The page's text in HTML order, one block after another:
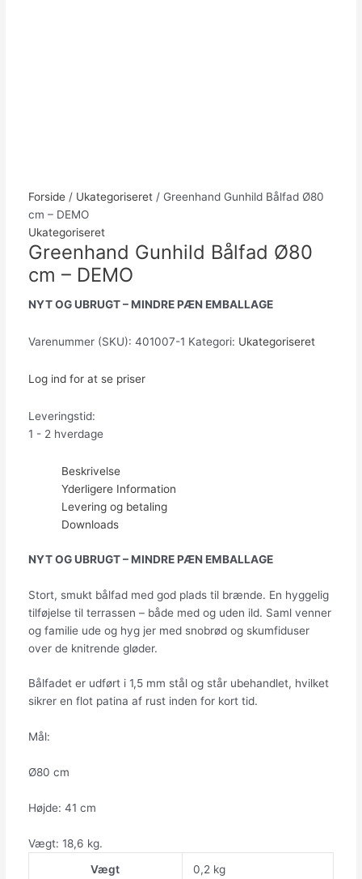
Forside/ Ukategoriseret/ Greenhand Gunhild Bålfad Ø80
cm – DEMO
Ukategoriseret
Greenhand Gunhild Bålfad Ø80
cm – DEMO
NYT OG UBRUGT – MINDRE PÆN EMBALLAGE
Varenummer (SKU): 401007-1 Kategori: Ukategoriseret
Log ind for at se priser
Leveringstid:
1 - 2 hverdage
Beskrivelse
Yderligere Information
Levering og betaling
Downloads
NYT OG UBRUGT – MINDRE PÆN EMBALLAGE
Stort, smukt bålfad med god plads til brænde. En hyggelig
tilføjelse til terrassen – både med og uden ild. Saml venner
og familie ude og hyg jer med snobrød og skumfiduser
over de knitrende gløder.
Bålfadet er udført i 1,5 mm stål og står ubehandlet, hvilket
sikrer en flot patina af rust inden for kort tid.
Mål:
Ø80 cm
Højde: 41 cm
Vægt: 18,6 kg.
Vægt
0,2 kg